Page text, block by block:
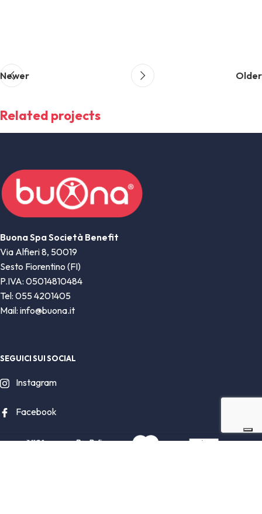
Newer Older
Related projects
Potenti parturient parturie
Buona Spa Società Benefit
Via Alfieri 8, 50019
Sesto Fiorentino (FI)
P.IVA: 05014810484
Tel: 055 4201405
Mail: info@buona.it
SEGUICI SUI SOCIAL
Instagram
Facebook